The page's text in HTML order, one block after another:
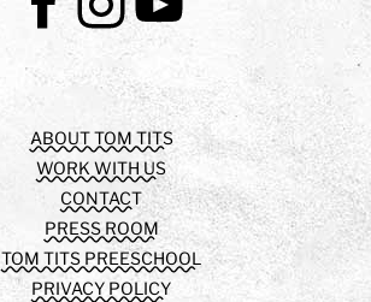
Instagram
Youtube
ABOUT TOM TITS
WORK WITH US
CONTACT
PRESS ROOM
TOM TITS PREESCHOOL
PRIVACY POLICY